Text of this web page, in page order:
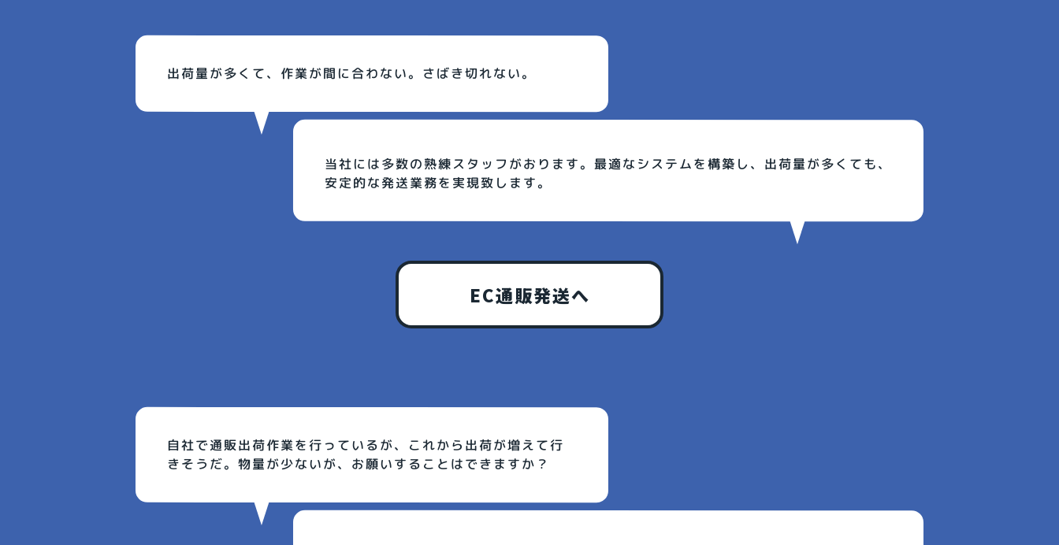
出荷量が多くて、作業が間に合わない。さばき切れない。
当社には多数の熟練スタッフがおります。最適なシステムを構築し、出荷量が多くても、
安定的な発送業務を実現致します。
EC通販発送へ
自社で通販出荷作業を行っているが、これから出荷が増えて行
きそうだ。物量が少ないが、お願いすることはできますか？